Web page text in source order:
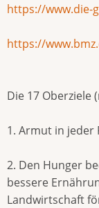
https://www.die-
https://
Die 17 Oberziele
1. Armut in jeder
2. Den Hunger
bessere
Landwirtschaft